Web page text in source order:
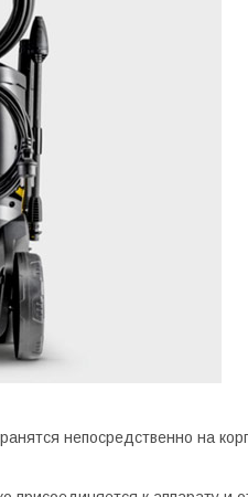
непосредственно на